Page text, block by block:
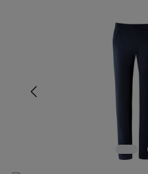
Bildergalerie überspringen